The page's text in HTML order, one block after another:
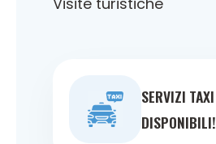
SERVIZI TAXI
DISPONIBILI!